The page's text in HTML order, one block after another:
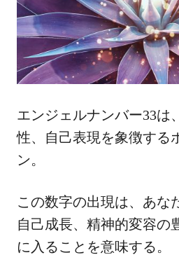
エンジェルナンバー33は
性、自己表現を象徴する
ン。
この数字の出現は、あな
自己成長、精神的変容の
に入ることを意味する。